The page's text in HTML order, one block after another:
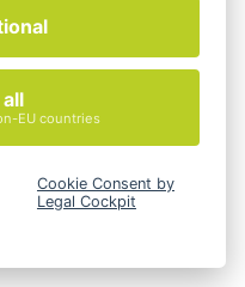
Büroeinrichter
EU countries
Cookie Consent by
Legal Cockpit